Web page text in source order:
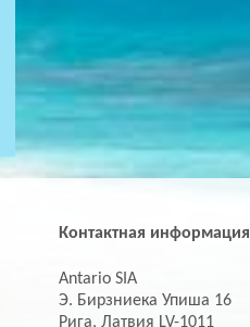
Контактная информация
Antario SIA
Э. Бирзниека Упиша 16
Рига, Латвия LV-1011